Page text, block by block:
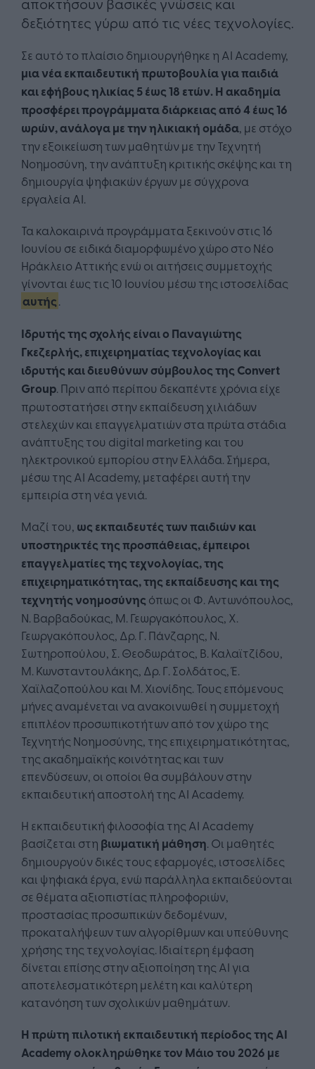
δεξιότητες γύρω από τις νέες τεχνολογίες.
Σε αυτό το πλαίσιο δημιουργήθηκε η AI Academy,
μια νέα εκπαιδευτική πρωτοβουλία για παιδιά
και εφήβους ηλικίας 5 έως 18 ετών. Η ακαδημία
προσφέρει προγράμματα διάρκειας από 4 έως 16
ωρών, ανάλογα με την ηλικιακή ομάδα, με στόχο
την εξοικείωση των μαθητών με την Τεχνητή
Νοημοσύνη, την ανάπτυξη κριτικής σκέψης και τη
δημιουργία ψηφιακών έργων με σύγχρονα
εργαλεία AI.
Τα καλοκαιρινά προγράμματα ξεκινούν στις 16
Ιουνίου σε ειδικά διαμορφωμένο χώρο στο Νέο
Ηράκλειο Αττικής ενώ οι αιτήσεις συμμετοχής
γίνονται έως τις 10 Ιουνίου μέσω της ιστοσελίδας
αυτής.
Ιδρυτής της σχολής είναι ο Παναγιώτης
Γκεζερλής, επιχειρηματίας τεχνολογίας και
ιδρυτής και διευθύνων σύμβουλος της Convert
Group. Πριν από περίπου δεκαπέντε χρόνια είχε
πρωτοστατήσει στην εκπαίδευση χιλιάδων
στελεχών και επαγγελματιών στα πρώτα στάδια
ανάπτυξης του digital marketing και του
ηλεκτρονικού εμπορίου στην Ελλάδα. Σήμερα,
μέσω της AI Academy, μεταφέρει αυτή την
εμπειρία στη νέα γενιά.
Μαζί του, ως εκπαιδευτές των παιδιών και
υποστηρικτές της προσπάθειας, έμπειροι
επαγγελματίες της τεχνολογίας, της
επιχειρηματικότητας, της εκπαίδευσης και της
τεχνητής νοημοσύνης όπως οι Φ. Αντωνόπουλος,
Ν. Βαρβαδούκας, Μ. Γεωργακόπουλος, Χ.
Γεωργακόπουλος, Δρ. Γ. Πάνζαρης, Ν.
Σωτηροπούλου, Σ. Θεοδωράτος, Β. Καλαϊτζίδου,
Μ. Κωνσταντουλάκης, Δρ. Γ. Σολδάτος, Έ.
Χαϊλαζοπούλου και Μ. Χιονίδης. Τους επόμενους
μήνες αναμένεται να ανακοινωθεί η συμμετοχή
επιπλέον προσωπικοτήτων από τον χώρο της
Τεχνητής Νοημοσύνης, της επιχειρηματικότητας,
της ακαδημαϊκής κοινότητας και των
επενδύσεων, οι οποίοι θα συμβάλουν στην
εκπαιδευτική αποστολή της AI Academy.
Η εκπαιδευτική φιλοσοφία της AI Academy
βασίζεται στη βιωματική μάθηση. Οι μαθητές
δημιουργούν δικές τους εφαρμογές, ιστοσελίδες
και ψηφιακά έργα, ενώ παράλληλα εκπαιδεύονται
σε θέματα αξιοπιστίας πληροφοριών,
προστασίας προσωπικών δεδομένων,
προκαταλήψεων των αλγορίθμων και υπεύθυνης
χρήσης της τεχνολογίας. Ιδιαίτερη έμφαση
δίνεται επίσης στην αξιοποίηση της AI για
αποτελεσματικότερη μελέτη και καλύτερη
κατανόηση των σχολικών μαθημάτων.
Η πρώτη πιλοτική εκπαιδευτική περίοδος της AI
Academy ολοκληρώθηκε τον Μάιο του 2026 με